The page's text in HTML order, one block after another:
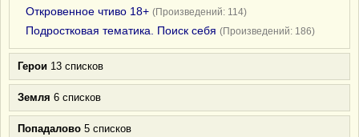
Откровенное чтиво 18+ (Произведений: 114)
Подростковая тематика. Поиск себя (Произведений: 186)
Герои 13 списков
Земля 6 списков
Попадалово 5 списков